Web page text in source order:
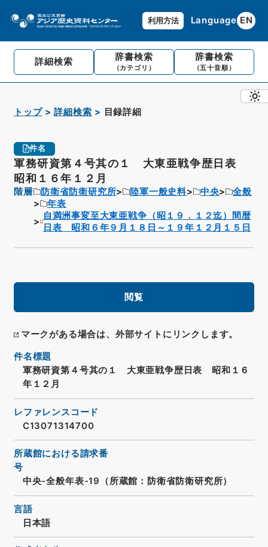
利用方法 Language EN
詳細検索 辞書検索
（カテゴリ）
辞書検索
（五十音順）
トップ 詳細検索 目録詳細
件名
軍務研資第４号其の１ 大東亜戦争歴日表
昭和１６年１２月
階層 防衛省防衛研究所 陸軍一般史料 中央
全般
年表
自満洲事変至大東亜戦争（昭１９．１２迄）間暦
日表 昭和６年９月１８日～１９年１２月１５日
閲覧
マークがある場合は、外部サイトにリンクします。
件名標題
軍務研資第４号其の１ 大東亜戦争歴日表 昭和１６
年１２月
レファレンスコード
C13071314700
所蔵館における請求番
号
中央-全般年表-19（所蔵館：防衛省防衛研究所）
言語
日本語